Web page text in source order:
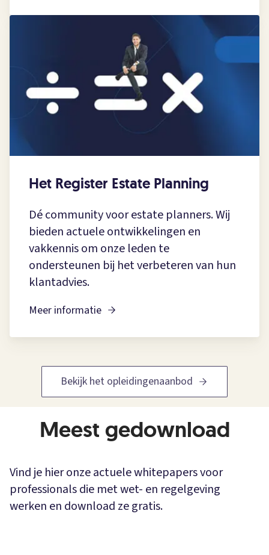
Het Register Estate Planning
Dé community voor estate planners. Wij
bieden actuele ontwikkelingen en
vakkennis om onze leden te
ondersteunen bij het verbeteren van hun
klantadvies.
Meer informatie
Bekijk het opleidingenaanbod
Meest gedownload
Vind je hier onze actuele whitepapers voor
professionals die met wet- en regelgeving
werken en download ze gratis.